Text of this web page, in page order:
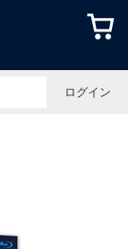
侍ジャパ
ログイン